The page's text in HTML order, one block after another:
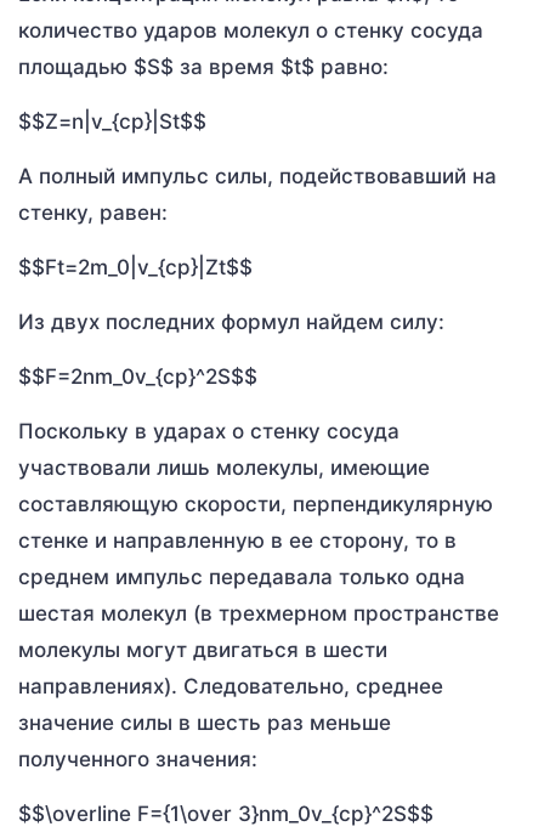
количество ударов молекул о стенку сосуда
площадью $S$ за время $t$ равно:
$$Z=n|v_{ср}|St$$
А полный импульс силы, подействовавший на
стенку, равен:
$$Ft=2m_0|v_{ср}|Zt$$
Из двух последних формул найдем силу:
$$F=2nm_0v_{ср}^2S$$
Поскольку в ударах о стенку сосуда
участвовали лишь молекулы, имеющие
составляющую скорости, перпендикулярную
стенке и направленную в ее сторону, то в
среднем импульс передавала только одна
шестая молекул (в трехмерном пространстве
молекулы могут двигаться в шести
направлениях). Следовательно, среднее
значение силы в шесть раз меньше
полученного значения:
$$\overline F={1\over 3}nm_0v_{ср}^2S$$